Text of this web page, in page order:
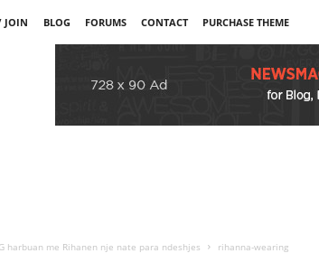
JOIN BLOG FORUMS CONTACT PURCHASE THEME
harbuan me Rihanen nje nate para ndeshjes rihanna-wearing